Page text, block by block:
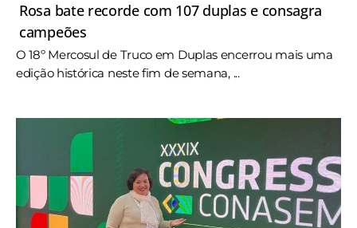
Rosa bate recorde com 107 duplas e consagra
campeões
O 18º Mercosul de Truco em Duplas encerrou mais uma
edição histórica neste fim de semana, ...